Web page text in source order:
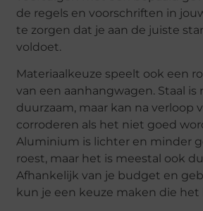
de regels en voorschriften in
te zorgen dat je aan de juiste
voldoet.
Materiaalkeuze speelt ook een
van een aanhangwagen. Staal is
duurzaam, maar kan na verloop
corroderen als het niet goed
Aluminium is lichter en minder
roest, maar het is meestal ook
Afhankelijk van je budget en
kun je een keuze maken die het